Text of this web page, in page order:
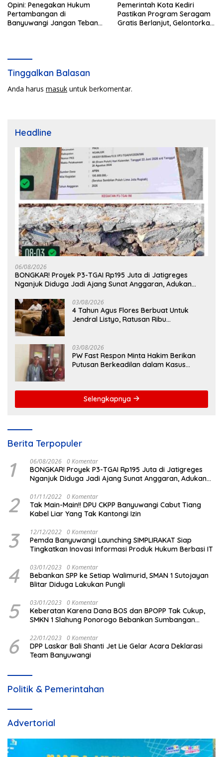
Opini: Penegakan Hukum
Pertambangan di
Banyuwangi Jangan Tebang
Pemerintah Kota Kediri
Pastikan Program Seragam
Gratis Berlanjut, Gelontorkan
Tinggalkan Balasan
Anda harus masuk untuk berkomentar.
Headline
06/08/2026
BONGKAR! Proyek P3-TGAI Rp195 Juta di Jatigreges
Nganjuk Diduga Jadi Ajang Sunat Anggaran, Adukan
03/08/2026
4 Tahun Agus Flores Berbuat Untuk
Jendral Listyo, Ratusan Ribu
03/08/2026
PW Fast Respon Minta Hakim Berikan
Putusan Berkeadilan dalam Kasus
Selengkapnya
Berita Terpopuler
1 06/08/2026 0 Komentar
BONGKAR! Proyek P3-TGAI Rp195 Juta di Jatigreges
Nganjuk Diduga Jadi Ajang Sunat Anggaran, Adukan
2 01/11/2022 0 Komentar
Tak Main-Main!! DPU CKPP Banyuwangi Cabut Tiang
Kabel Liar Yang Tak Kantongi Izin
3 12/12/2022 0 Komentar
Pemda Banyuwangi Launching SIMPLIRAKAT Siap
Tingkatkan Inovasi Informasi Produk Hukum Berbasi IT
4 03/01/2023 0 Komentar
Bebankan SPP ke Setiap Walimurid, SMAN 1 Sutojayan
Blitar Diduga Lakukan Pungli
5 03/01/2023 0 Komentar
Keberatan Karena Dana BOS dan BPOPP Tak Cukup,
SMKN 1 Slahung Ponorogo Bebankan Sumbangan
6 22/01/2023 0 Komentar
DPP Laskar Bali Shanti Jet Lie Gelar Acara Deklarasi
Team Banyuwangi
Politik & Pemerintahan
Advertorial